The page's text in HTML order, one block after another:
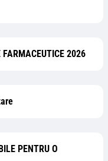
FARMACEUTICE 2026
PENTRU O